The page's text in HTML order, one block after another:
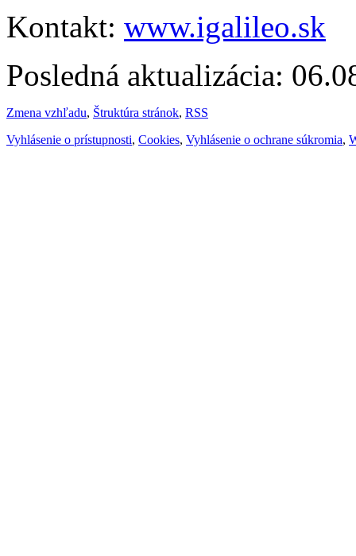
Kontakt: www.igalileo.sk
Posledná aktualizácia:
Zmena vzhľadu, Štruktúra stránok, RSS
Vyhlásenie o prístupnosti, Cookies, Vyhlásenie o ochrane súkromia,